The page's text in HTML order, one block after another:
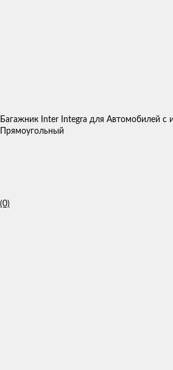
Багажник Inter Integra для Автомобилей с
Прямоугольный
(0)